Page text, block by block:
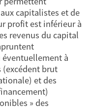
capitalistes et de
profit est inférieur à
revenus du capital
à
(excédent brut
et des
» des